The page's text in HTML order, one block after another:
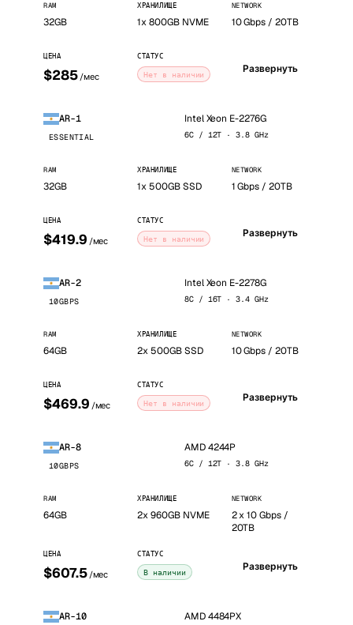
RAM
32GB
ХРАНИЛИЩЕ
1x 800GB NVME
NETWORK
10 Gbps / 20TB
ЦЕНА
$285 /мес
СТАТУС
Нет в наличии Развернуть
AR-1
ESSENTIAL
Intel Xeon E-2276G
6C / 12T · 3.8 GHz
RAM
32GB
ХРАНИЛИЩЕ
1x 500GB SSD
NETWORK
1 Gbps / 20TB
ЦЕНА
$419.9 /мес
СТАТУС
Нет в наличии Развернуть
AR-2
10GBPS
Intel Xeon E-2278G
8C / 16T · 3.4 GHz
RAM
64GB
ХРАНИЛИЩЕ
2x 500GB SSD
NETWORK
10 Gbps / 20TB
ЦЕНА
$469.9 /мес
СТАТУС
Нет в наличии Развернуть
AR-8
10GBPS
AMD 4244P
6C / 12T · 3.8 GHz
RAM
64GB
ХРАНИЛИЩЕ
2x 960GB NVME
NETWORK
2 x 10 Gbps /
20TB
ЦЕНА
$607.5 /мес
СТАТУС
В наличии Развернуть
AR-10 AMD 4484PX